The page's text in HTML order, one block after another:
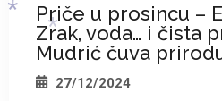
Priče u prosincu –
Zrak, voda… i čista
Mudrić čuva
27/12/2024